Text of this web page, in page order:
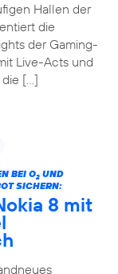
Hallen der
die
der Gaming-
Live-Acts und
die […]
BEI O2UND
SICHERN:
8 mit